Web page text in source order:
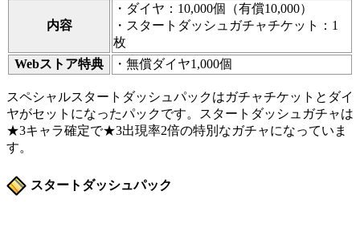
内容
・ダイヤ：10,000個（有償10,000）
・スタートダッシュガチャチケット：1
枚
Webストア特典
・無償ダイヤ1,000個
スペシャルスタートダッシュパックはガチャチケットとダイ
ヤがセットになったパックです。スタートダッシュガチャは
★3キャラ確定で★3出現率2倍の特別なガチャになっていま
す。
スタートダッシュパック